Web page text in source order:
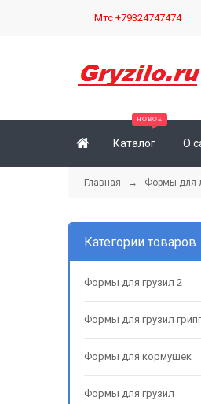
Мтс +79324747474
Каталог О
Главная → Формы для
Категории товаров
Формы для грузил 2
Формы для грузил
Формы для кормушек
Формы для грузил